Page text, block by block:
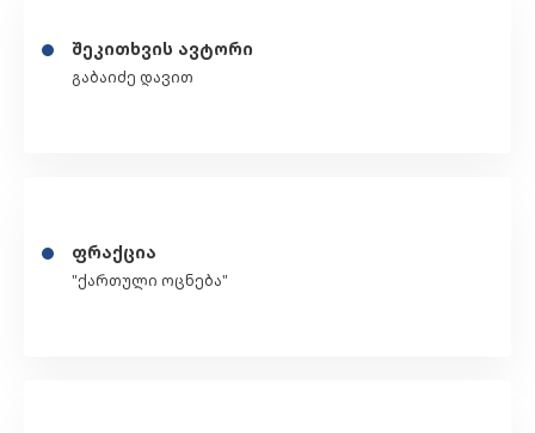
შეკითხვის ავტორი
გაბაიძე დავით
ფრაქცია
"ქართული ოცნება"